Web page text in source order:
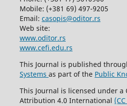
Mobile: (+381 69) 497-9205
Email: casopis@oditor.rs
Web site:
www.oditor.rs
www.cefi.edu.rs
This Journal is published
Systems as part of the Public
This Journal is licensed under a
Attribution 4.0 International